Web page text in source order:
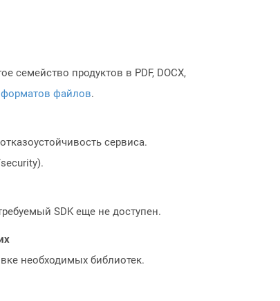
семейство продуктов в PDF, DOCX,
файлов.
сервиса.
SDK еще не доступен.
необходимых библиотек.